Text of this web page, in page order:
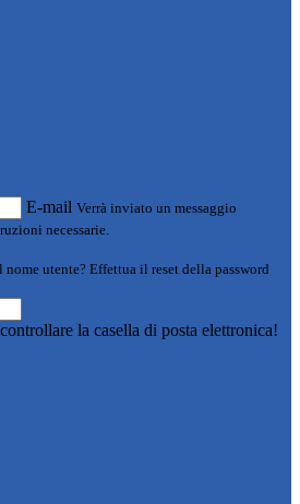
E-mail Verrà inviato un messaggio
necessarie.
utente? Effettua il reset della password
la casella di posta elettronica!